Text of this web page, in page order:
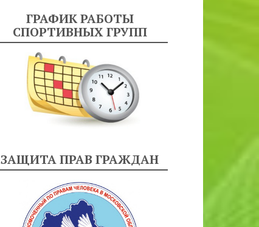
ГРАФИК РАБОТЫ
СПОРТИВНЫХ ГРУПП
ЗАЩИТА ПРАВ ГРАЖДАН